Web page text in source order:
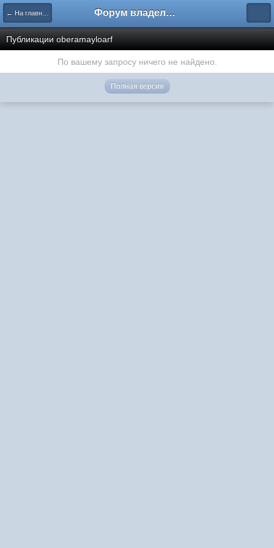
← На главную Форум владельцев интернет-магазинов
Публикации oberamayloarf
По вашему запросу ничего не найдено.
Полная версия